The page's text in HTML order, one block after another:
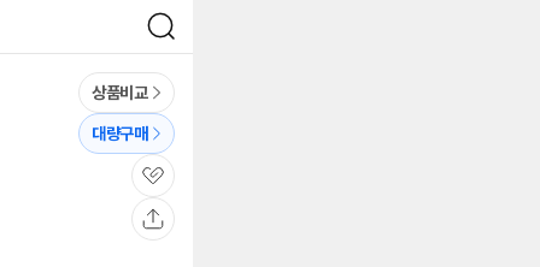
검
색
상품비교
대량구매
관
심